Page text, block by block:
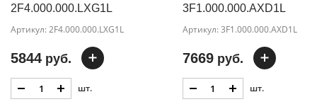
2F4.000.000.LXG1L
Артикул: 2F4.000.000.LXG1L
5844 руб.
шт.
3F1.000.000.AXD1L
Артикул: 3F1.000.000.AXD1L
7669руб.
шт.